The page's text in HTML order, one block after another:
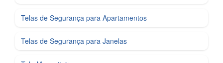
Telas de Segurança para Apartamentos
Telas de Segurança para Janelas